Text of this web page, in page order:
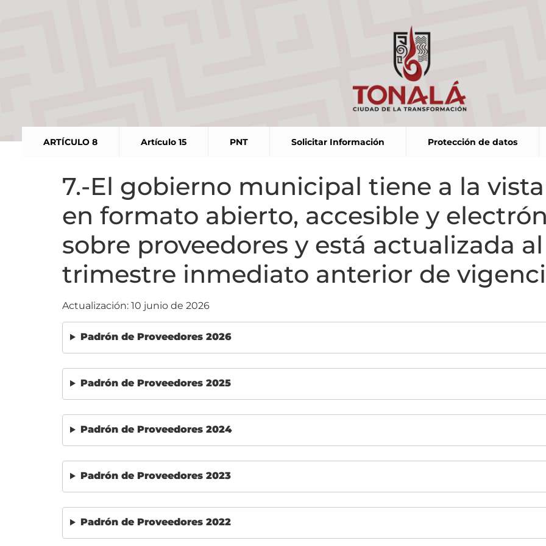
ARTÍCULO 8 Artículo 15 PNT Solicitar Información Protección de datos
7.-El gobierno municipal tiene a la
en formato abierto, accesible y
sobre proveedores y está actualizada
trimestre inmediato anterior de
Actualización: 10 junio de 2026
Padrón de Proveedores 2026
Padrón de Proveedores 2025
Padrón de Proveedores 2024
Padrón de Proveedores 2023
Padrón de Proveedores 2022